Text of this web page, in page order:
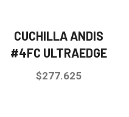
CUCHILLA ANDIS
#4FC ULTRAEDGE
$277.625